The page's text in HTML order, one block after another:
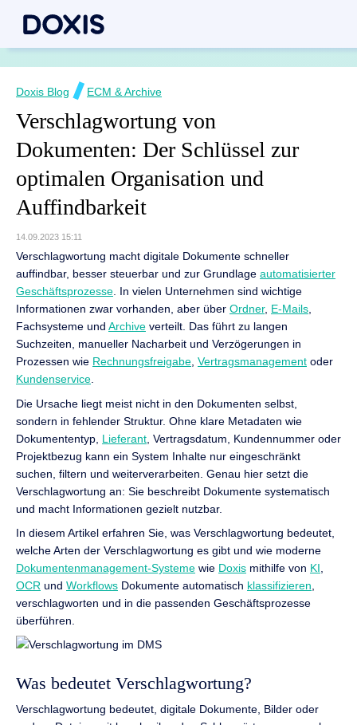
Doxis Blog ECM & Archive
Verschlagwortung von
Dokumenten: Der Schlüssel zur
optimalen Organisation und
Auffindbarkeit
14.09.2023 15:11
Verschlagwortung macht digitale Dokumente schneller
auffindbar, besser steuerbar und zur Grundlage automatisierter
Geschäftsprozesse. In vielen Unternehmen sind wichtige
Informationen zwar vorhanden, aber über Ordner, E-Mails,
Fachsysteme und Archive verteilt. Das führt zu langen
Suchzeiten, manueller Nacharbeit und Verzögerungen in
Prozessen wie Rechnungsfreigabe, Vertragsmanagement oder
Kundenservice.
Die Ursache liegt meist nicht in den Dokumenten selbst,
sondern in fehlender Struktur. Ohne klare Metadaten wie
Dokumententyp, Lieferant , Vertragsdatum, Kundennummer oder
Projektbezug kann ein System Inhalte nur eingeschränkt
suchen, filtern und weiterverarbeiten. Genau hier setzt die
Verschlagwortung an: Sie beschreibt Dokumente systematisch
und macht Informationen gezielt nutzbar.
In diesem Artikel erfahren Sie, was Verschlagwortung bedeutet,
welche Arten der Verschlagwortung es gibt und wie moderne
Dokumentenmanagement-Systeme wie Doxis mithilfe von KI
OCR und Workflows Dokumente automatisch klassifizieren
verschlagworten und in die passenden Geschäftsprozesse
überführen.
Was bedeutet Verschlagwortung?
Verschlagwortung bedeutet, digitale Dokumente, Bilder oder